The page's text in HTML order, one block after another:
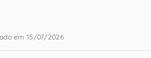
em 15/07/2026